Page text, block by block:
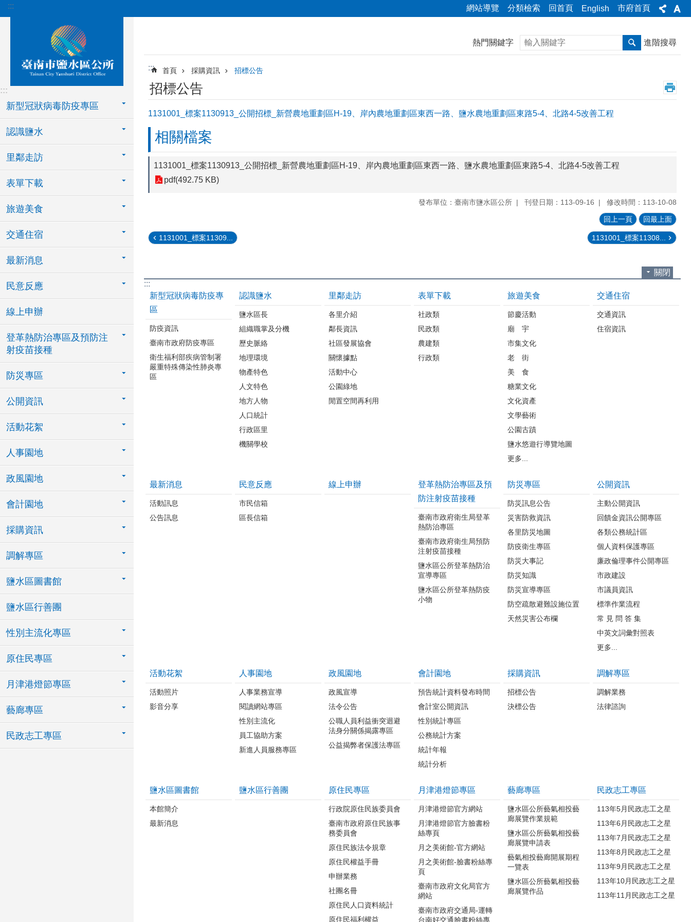
跳到主要內容區塊
::: 網站導覽 分類檢索 回首頁 English 市府首頁
:::
新型冠狀病毒防疫專區
認識鹽水
里鄰走訪
表單下載
旅遊美食
交通住宿
最新消息
民意反應
線上申辦
登革熱防治專區及預防注
射疫苗接種
防災專區
公開資訊
活動花絮
人事園地
政風園地
會計園地
採購資訊
調解專區
鹽水區圖書館
鹽水區行善團
性別主流化專區
原住民專區
月津港燈節專區
藝廊專區
民政志工專區
熱門關鍵字 搜尋 進階搜尋
::: 首頁 採購資訊 招標公告
招標公告
1131001_標案1130913_公開招標_新營農地重劃區H-19、岸內農地重劃區東西一路、鹽水農地重劃區東路5-4、北路4-5改善工程
相關檔案
1131001_標案1130913_公開招標_新營農地重劃區H-19、岸內農地重劃區東西一路、鹽水農地重劃區東路5-4、北路4-5改善工程
pdf(492.75 KB)
發布單位：臺南市鹽水區公所 刊登日期：113-09-16 修改時間：113-10-08
回上一頁 回最上面
1131001_標案11309... 1131001_標案11308...
關閉
:::
新型冠狀病毒防疫專
區
防疫資訊
臺南市政府防疫專區
衛生福利部疾病管制署
嚴重特殊傳染性肺炎專
區
認識鹽水
鹽水區長
組織職掌及分機
歷史脈絡
地理環境
物產特色
人文特色
地方人物
人口統計
行政區里
機關學校
里鄰走訪
各里介紹
鄰長資訊
社區發展協會
關懷據點
活動中心
公園綠地
閒置空間再利用
表單下載
社政類
民政類
農建類
行政類
旅遊美食
節慶活動
廟 宇
市集文化
老 街
美 食
糖業文化
文化資產
文學藝術
公園古蹟
鹽水悠遊行導覽地圖
更多...
交通住宿
交通資訊
住宿資訊
最新消息
活動訊息
公告訊息
民意反應
市民信箱
區長信箱
線上申辦
登革熱防治專區及預
防注射疫苗接種
臺南市政府衛生局登革
熱防治專區
臺南市政府衛生局預防
注射疫苗接種
鹽水區公所登革熱防治
宣導專區
鹽水區公所登革熱防疫
小物
防災專區
防災訊息公告
災害防救資訊
各里防災地圖
防疫衛生專區
防災大事記
防災知識
防災宣導專區
防空疏散避難設施位置
天然災害公布欄
公開資訊
主動公開資訊
回饋金資訊公開專區
各類公務統計區
個人資料保護專區
廉政倫理事件公開專區
市政建設
市議員資訊
標準作業流程
常 見 問 答 集
中英文詞彙對照表
更多...
活動花絮
活動照片
影音分享
人事園地
人事業務宣導
閱讀網站專區
性別主流化
員工協助方案
新進人員服務專區
政風園地
政風宣導
法令公告
公職人員利益衝突迴避
法身分關係揭露專區
公益揭弊者保護法專區
會計園地
預告統計資料發布時間
會計室公開資訊
性別統計專區
公務統計方案
統計年報
統計分析
採購資訊
招標公告
決標公告
調解專區
調解業務
法律諮詢
鹽水區圖書館
本館簡介
最新消息
鹽水區行善團 原住民專區
行政院原住民族委員會
臺南市政府原住民族事
務委員會
原住民族法令規章
原住民權益手冊
申辦業務
社團名冊
原住民人口資料統計
原住民福利權益
月津港燈節專區
月津港燈節官方網站
月津港燈節官方臉書粉
絲專頁
月之美術館-官方網站
月之美術館-臉書粉絲專
頁
臺南市政府文化局官方
網站
臺南市政府交通局-運轉
台南好交通臉書粉絲專
藝廊專區
鹽水區公所藝氣相投藝
廊展覽作業規範
鹽水區公所藝氣相投藝
廊展覽申請表
藝氣相投藝廊開展期程
一覽表
鹽水區公所藝氣相投藝
廊展覽作品
民政志工專區
113年5月民政志工之星
113年6月民政志工之星
113年7月民政志工之星
113年8月民政志工之星
113年9月民政志工之星
113年10月民政志工之星
113年11月民政志工之星